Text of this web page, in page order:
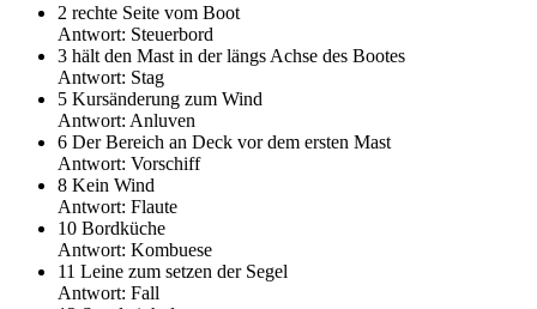
2 rechte Seite vom Boot
Antwort: Steuerbord
3 hält den Mast in der längs Achse des Bootes
Antwort: Stag
5 Kursänderung zum Wind
Antwort: Anluven
6 Der Bereich an Deck vor dem ersten Mast
Antwort: Vorschiff
8 Kein Wind
Antwort: Flaute
10 Bordküche
Antwort: Kombuese
11 Leine zum setzen der Segel
Antwort: Fall